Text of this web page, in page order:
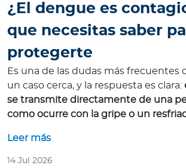
¿El dengue es
que necesitas saber
protegerte
Es una de las dudas más frecuentes
un caso cerca, y la respuesta es clara:
se transmite directamente de una
como ocurre con la gripe o un
Leer más
14 Jul 2026